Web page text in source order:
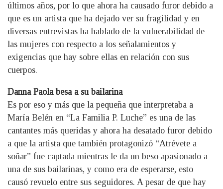
últimos años, por lo que ahora ha causado furor debido a
que es un artista que ha dejado ver su fragilidad y en
diversas entrevistas ha hablado de la vulnerabilidad de
las mujeres con respecto a los señalamientos y
exigencias que hay sobre ellas en relación con sus
cuerpos.
Danna Paola besa a su bailarina
Es por eso y más que la pequeña que interpretaba a
María Belén en “La Familia P. Luche” es una de las
cantantes más queridas y ahora ha desatado furor debido
a que la artista que también protagonizó “Atrévete a
soñar” fue captada mientras le da un beso apasionado a
una de sus bailarinas, y como era de esperarse, esto
causó revuelo entre sus seguidores. A pesar de que hay